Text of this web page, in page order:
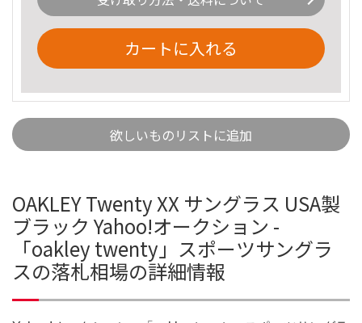
カートに入れる
欲しいものリストに追加
OAKLEY Twenty XX サングラス USA製
ブラック Yahoo!オークション -
「oakley twenty」スポーツサングラ
スの落札相場の詳細情報